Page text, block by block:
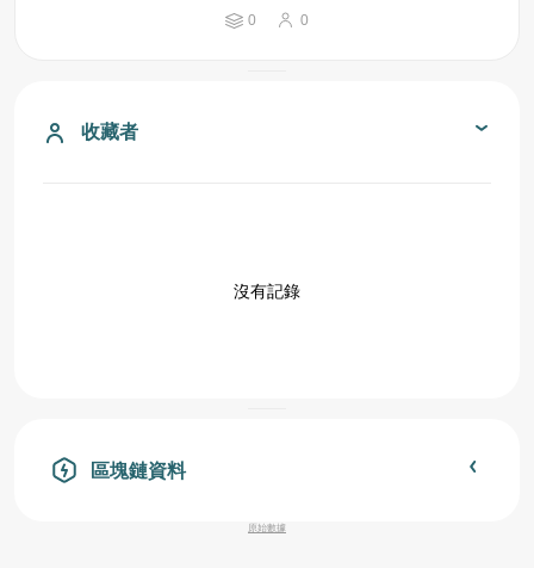
0 0
收藏者
沒有記錄
區塊鏈資料
原始數據